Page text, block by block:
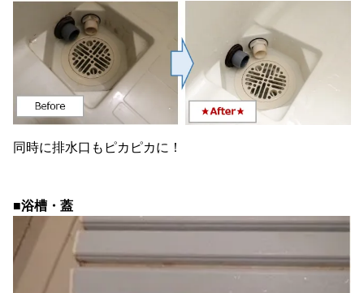
同時に排水口もピカピカに！
■浴槽・蓋